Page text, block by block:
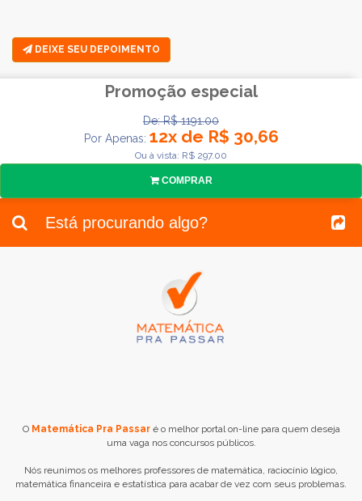
DEIXE SEU DEPOIMENTO
Promoção especial
De: R$ 1191.00
Por Apenas: 12x de R$ 30,66
Ou à vista: R$ 297.00
COMPRAR
O Matemática Pra Passaré o melhor portal on-line para quem deseja
uma vaga nos concursos públicos.
Nós reunimos os melhores professores de matemática, raciocínio lógico,
matemática financeira e estatística para acabar de vez com seus problemas.